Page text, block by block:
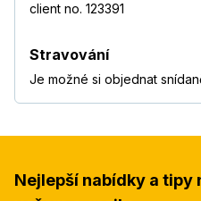
client no. 123391
Stravování
Je možné si objednat
Nejlepší nabídky a tipy